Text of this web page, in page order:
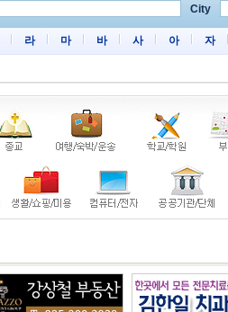
City
라 마 바 사 아 자